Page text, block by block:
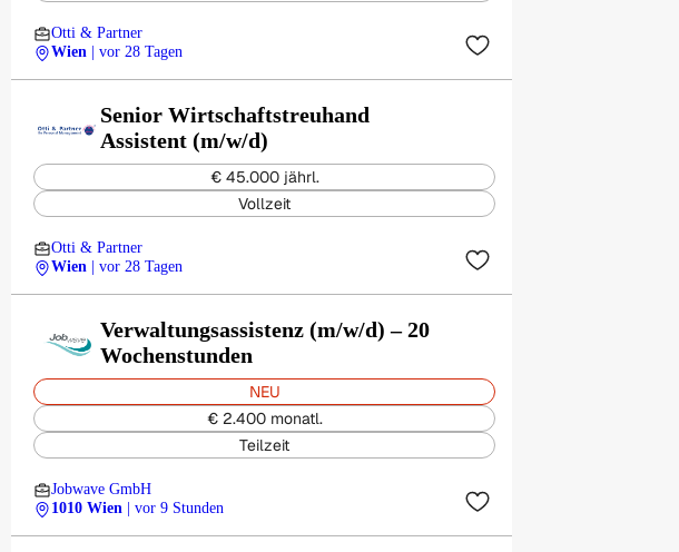
Otti & Partner
Wien
| vor 28 Tagen
Senior Wirtschaftstreuhand
Assistent (m/w/d)
€ 45.000 jährl.
Vollzeit
Otti & Partner
Wien
| vor 28 Tagen
Verwaltungsassistenz (m/w/d) – 20
Wochenstunden
NEU
€ 2.400 monatl.
Teilzeit
Jobwave GmbH
1010 Wien
| vor 9 Stunden